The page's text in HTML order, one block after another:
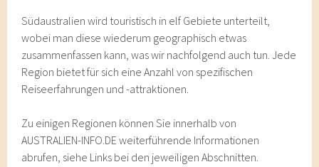
Südaustralien wird touristisch in elf Gebiete unterteilt,
wobei man diese wiederum geographisch etwas
zusammenfassen kann, was wir nachfolgend auch tun. Jede
Region bietet für sich eine Anzahl von spezifischen
Reiseerfahrungen und -attraktionen.
Zu einigen Regionen können Sie innerhalb von
AUSTRALIEN-INFO.DE weiterführende Informationen
abrufen, siehe Links bei den jeweiligen Abschnitten.